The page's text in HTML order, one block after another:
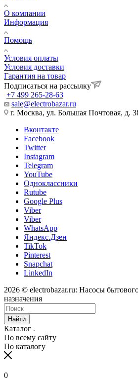
О компании
Информация
Помощь
Условия оплаты
Условия доставки
Гарантия на товар
Подписаться на рассылку
+7 499 265-28-63
sale@electrobazar.ru
г. Москва, ул. Большая Почтовая, д.
Вконтакте
Facebook
Twitter
Instagram
Telegram
YouTube
Одноклассники
Rutube
Google Plus
Viber
Viber
WhatsApp
Яндекс.Дзен
TikTok
Pinterest
Snapchat
LinkedIn
2026 © electrobazar.ru: Насосы
назначения
Найти
Каталог
По всему сайту
По каталогу
0